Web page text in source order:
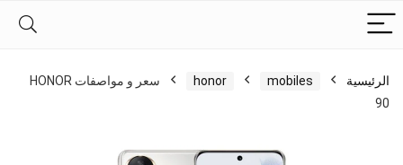
الرئيسية mobiles
honor
سعر و مواصفات HONOR
90